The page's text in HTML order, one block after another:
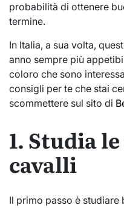
probabilità di ottenere
termine.
In Italia, a sua volta,
anno sempre più
coloro che sono
consigli per te che stai
scommettere sul sito di
1. Studia
cavalli
Il primo passo è studiare